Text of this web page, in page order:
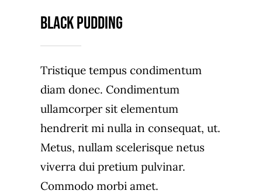
Black Pudding
Tristique tempus condimentum
diam donec. Condimentum
ullamcorper sit elementum
hendrerit mi nulla in consequat, ut.
Metus, nullam scelerisque netus
viverra dui pretium pulvinar.
Commodo morbi amet.